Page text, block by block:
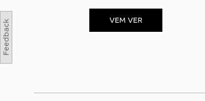
VEM VER
Feedback